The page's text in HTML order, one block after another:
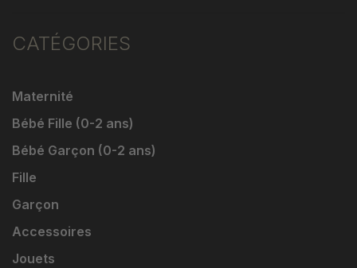
CATÉGORIES
Maternité
Bébé Fille (0-2 ans)
Bébé Garçon (0-2 ans)
Fille
Garçon
Accessoires
Jouets